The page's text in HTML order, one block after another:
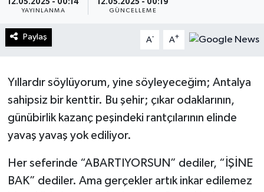
12.05.2025 - 00:14
YAYINLANMA
12.05.2025 - 00:19
GÜNCELLEME
Paylaş A- A+
Yıllardır söylüyorum, yine söyleyeceğim; Antalya
sahipsiz bir kenttir. Bu şehir; çıkar odaklarının,
günübirlik kazanç peşindeki rantçılarının elinde
yavaş yavaş yok ediliyor.
Her seferinde “ABARTIYORSUN” dediler, “İŞİNE
BAK” dediler. Ama gerçekler artık inkar edilemez
Lider Haber TV Canlı Yayın izle